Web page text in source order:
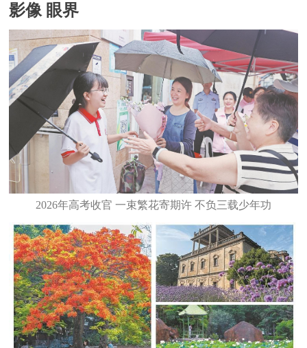
影像 眼界
2026年高考收官 一束繁花寄期许 不负三载少年功